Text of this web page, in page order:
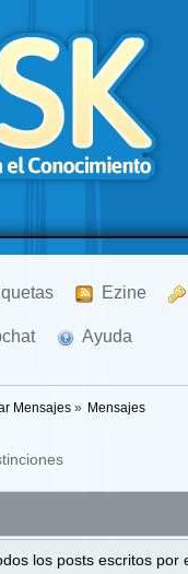
Ezine
Ayuda
Mensajes» Mensajes
los posts escritos